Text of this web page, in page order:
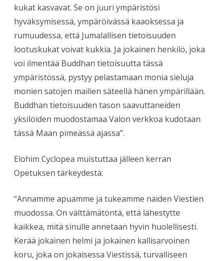
kukat kasvavat. Se on juuri ympäristösi
hyväksymisessä, ympäröivässä kaaoksessa ja
rumuudessa, että Jumalallisen tietoisuuden
lootuskukat voivat kukkia. Ja jokainen henkilö, joka
voi ilmentää Buddhan tietoisuutta tässä
ympäristössä, pystyy pelastamaan monia sieluja
monien satojen mailien säteellä hänen ympärillään.
Buddhan tietoisuuden tason saavuttaneiden
yksilöiden muodostamaa Valon verkkoa kudotaan
tässä Maan pimeässä ajassa”.
Elohim Cyclopea muistuttaa jälleen kerran
Opetuksen tärkeydestä:
“Annamme apuamme ja tukeamme näiden Viestien
muodossa. On välttämätöntä, että lähestytte
kaikkea, mitä sinulle annetaan hyvin huolellisesti.
Kerää jokainen helmi ja jokainen kallisarvoinen
koru, joka on jokaisessa Viestissä, turvalliseen